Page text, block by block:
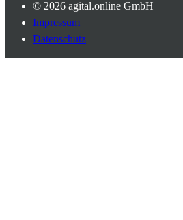
© 2026 agital.online GmbH
Impressum
Datenschutz